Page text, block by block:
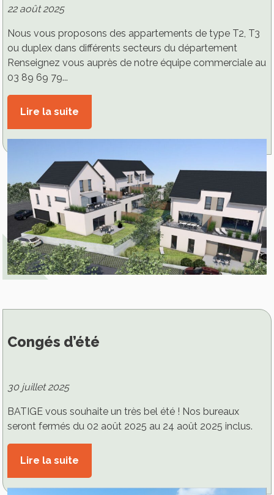
22 août 2025
Nous vous proposons des appartements de type T2, T3
ou duplex dans différents secteurs du département
Renseignez vous auprès de notre équipe commerciale au
03 89 69 79...
Lire la suite
Congés d’été
30 juillet 2025
BATIGE vous souhaite un très bel été ! Nos bureaux
seront fermés du 02 août 2025 au 24 août 2025 inclus.
Lire la suite